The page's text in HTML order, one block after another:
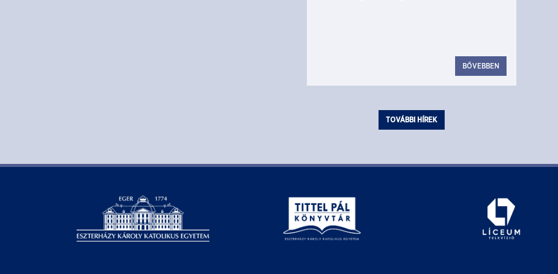
BŐVEBBEN
TOVÁBBI HÍREK